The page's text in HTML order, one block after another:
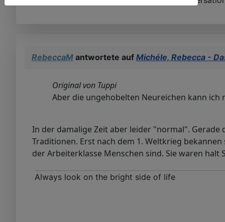
RebeccaM antwortete auf Michéle, Rebecca -
Original von Tuppi
Aber die ungehobelten Neureichen kann
In der damalige Zeit aber leider "normal". Gerade
Traditionen. Erst nach dem 1. Weltkrieg
der Arbeiterklasse Menschen sind. Sie waren halt
Always look on the bright side of life